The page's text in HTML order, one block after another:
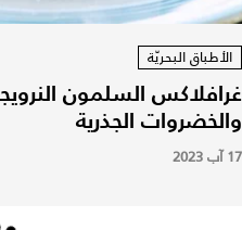
الأطباق البحريّة
غرافلاكس السلمون
والخضروات الجذرية
17 آب 2023